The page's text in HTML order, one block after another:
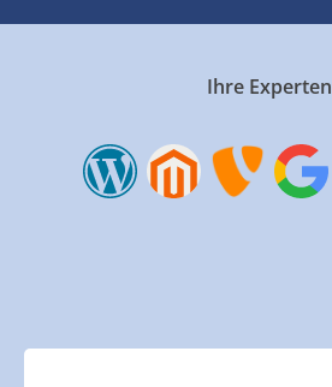
Ihre Experten